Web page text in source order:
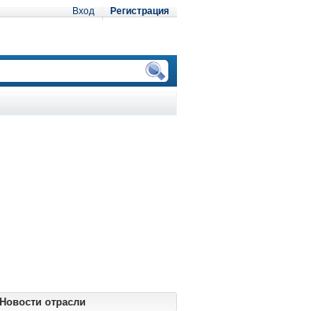
Вход Регистрация
Новости отрасли